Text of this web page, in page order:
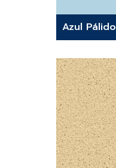
Azul Pálido